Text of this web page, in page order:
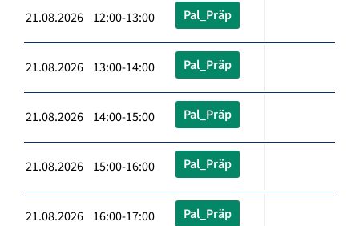
21.08.2026 12:00-13:00 Pal_Präp
21.08.2026 13:00-14:00 Pal_Präp
21.08.2026 14:00-15:00 Pal_Präp
21.08.2026 15:00-16:00 Pal_Präp
21.08.2026 16:00-17:00 Pal_Präp